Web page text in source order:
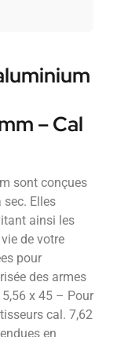
– Cal
sont conçues
sec. Elles
ainsi les
de votre
pour
des armes
x 45 – Pour
cal. 7,62
en